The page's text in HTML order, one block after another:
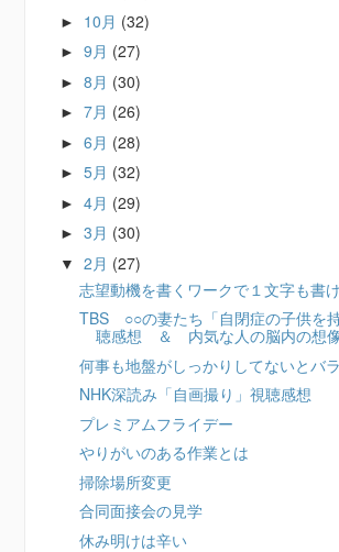
► 10月 (32)
►9月 (27)
►8月 (30)
►7月 (26)
►6月 (28)
►5月 (32)
►4月 (29)
►3月 (30)
▼2月 (27)
志望動機を書くワークで１文字も書
TBS ○○の妻たち「自閉症の子供を
聴感想 ＆ 内気な人の脳内の想
何事も地盤がしっかりしてないとバ
NHK深読み「自画撮り」視聴感想
プレミアムフライデー
やりがいのある作業とは
掃除場所変更
合同面接会の見学
休み明けは辛い